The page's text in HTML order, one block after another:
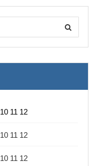
10 11 12
10 11 12
10 11 12